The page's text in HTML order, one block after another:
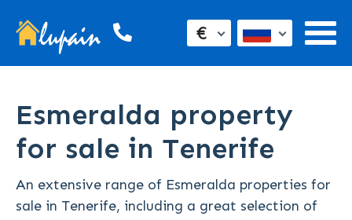
€
Esmeralda property
for sale in Tenerife
An extensive range of Esmeralda properties for
sale in Tenerife, including a great selection of